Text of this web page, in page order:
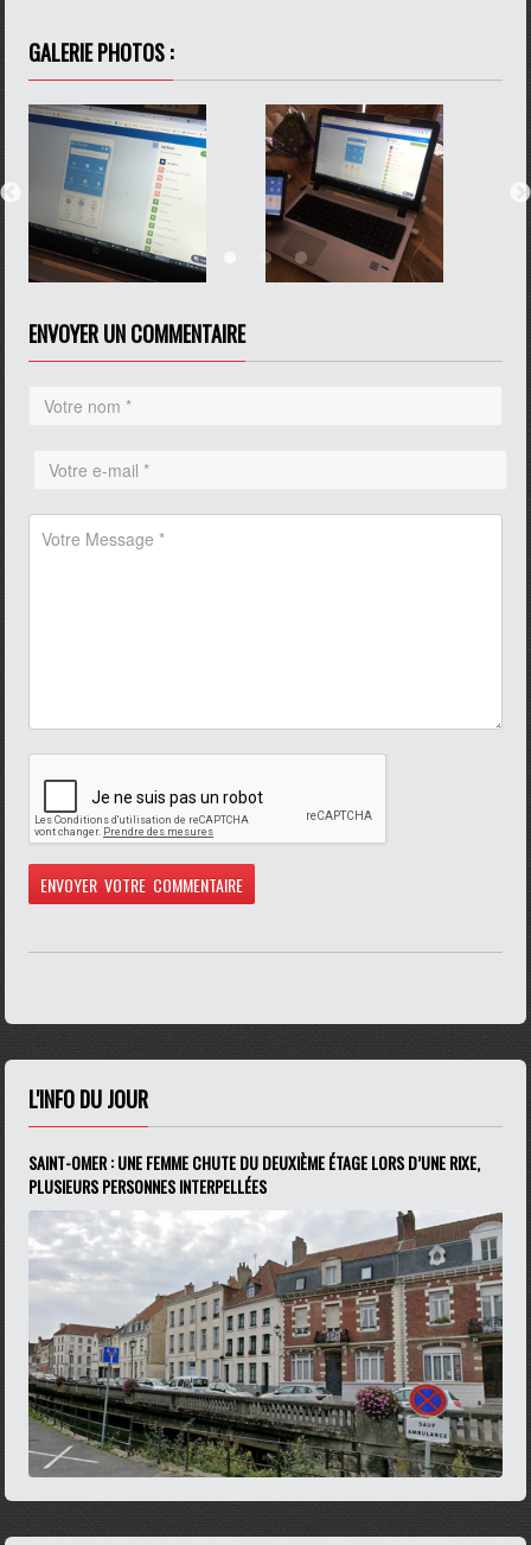
GALERIE PHOTOS :
ENVOYER UN COMMENTAIRE
L'INFO DU JOUR
SAINT-OMER : UNE FEMME CHUTE DU DEUXIÈME ÉTAGE LORS D’UNE RIXE,
PLUSIEURS PERSONNES INTERPELLÉES